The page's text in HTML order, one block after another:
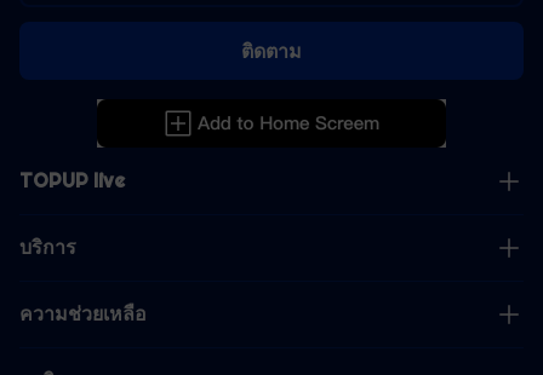
TOPUP live
บริการ
ความช่วยเหลือ
ติดตาม